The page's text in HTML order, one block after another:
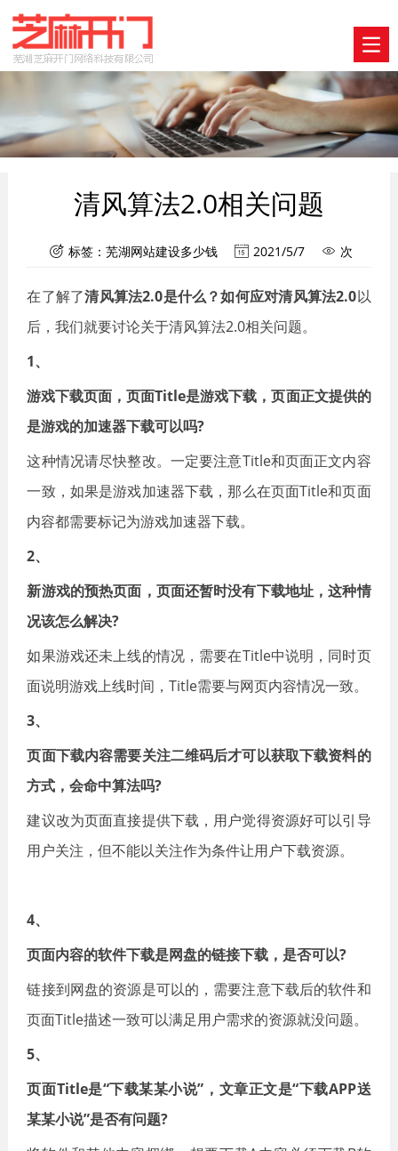
清风算法2.0相关问题
 标签： 芜湖网站建设多少钱  2021/5/7  次
在了解了清风算法2.0是什么？如何应对清风算法2.0以
后，我们就要讨论关于清风算法2.0相关问题。
1、
游戏下载页面，页面Title是游戏下载，页面正文提供的
是游戏的加速器下载可以吗?
这种情况请尽快整改。一定要注意Title和页面正文内容
一致，如果是游戏加速器下载，那么在页面Title和页面
内容都需要标记为游戏加速器下载。
2、
新游戏的预热页面，页面还暂时没有下载地址，这种情
况该怎么解决?
如果游戏还未上线的情况，需要在Title中说明，同时页
面说明游戏上线时间，Title需要与网页内容情况一致。
3、
页面下载内容需要关注二维码后才可以获取下载资料的
方式，会命中算法吗?
建议改为页面直接提供下载，用户觉得资源好可以引导
用户关注，但不能以关注作为条件让用户下载资源。
4、
页面内容的软件下载是网盘的链接下载，是否可以?
链接到网盘的资源是可以的，需要注意下载后的软件和
页面Title描述一致可以满足用户需求的资源就没问题。
5、
页面Title是“下载某某小说”，文章正文是“下载APP送
某某小说”是否有问题?